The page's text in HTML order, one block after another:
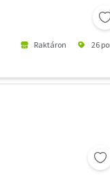
Raktáron 26